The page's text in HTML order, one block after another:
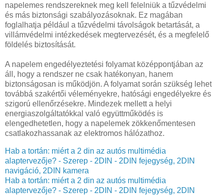
napelemes rendszereknek meg kell felelniük a tűzvédelmi
és más biztonsági szabályozásoknak. Ez magában
foglalhatja például a tűzvédelmi távolságok betartását, a
villámvédelmi intézkedések megtervezését, és a megfelelő
földelés biztosítását.
A napelem engedélyeztetési folyamat középpontjában az
áll, hogy a rendszer ne csak hatékonyan, hanem
biztonságosan is működjön. A folyamat során szükség lehet
továbbá szakértői véleményekre, hatósági engedélyekre és
szigorú ellenőrzésekre. Mindezek mellett a helyi
energiaszolgáltatókkal való együttműködés is
elengedhetetlen, hogy a napelemek zökkenőmentesen
csatlakozhassanak az elektromos hálózathoz.
Hab a tortán: miért a 2 din az autós multimédia
alaptervezője? - Szerep - 2DIN - 2DIN fejegység, 2DIN
navigáció, 2DIN kamera
Hab a tortán: miért a 2 din az autós multimédia
alaptervezője? - Szerep - 2DIN - 2DIN fejegység, 2DIN